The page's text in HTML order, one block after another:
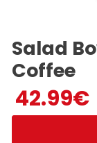
Salad
Coffee
42.99€